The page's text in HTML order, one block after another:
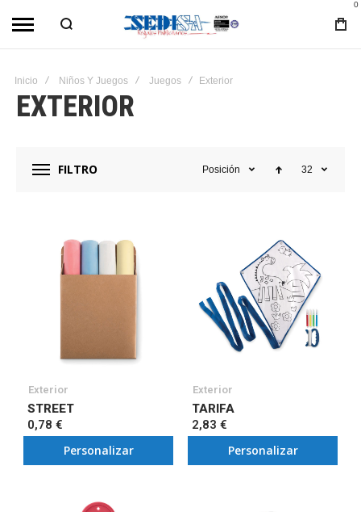
0
Inicio Niños Y Juegos Juegos Exterior
EXTERIOR
FILTRO Posición 32
Exterior
STREET
0,78 €
Personalizar
Exterior
TARIFA
2,83 €
Personalizar